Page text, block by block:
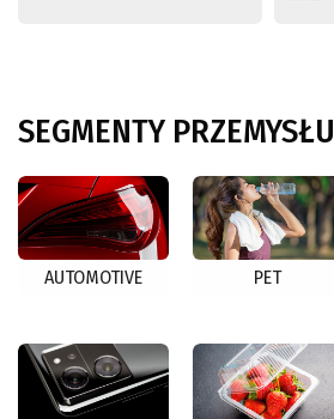
SEGMENTY PRZEMYSŁU
AUTOMOTIVE PET